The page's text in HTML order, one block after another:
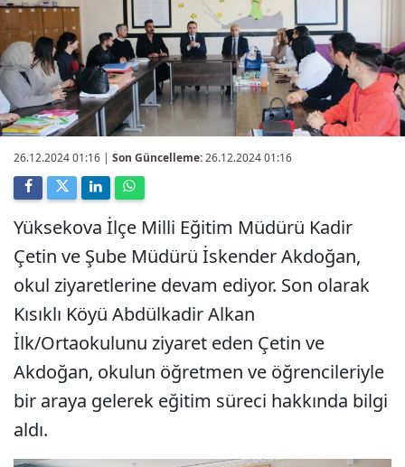
26.12.2024 01:16 | Son Güncelleme:26.12.2024 01:16
Yüksekova İlçe Milli Eğitim Müdürü Kadir
Çetin ve Şube Müdürü İskender Akdoğan,
okul ziyaretlerine devam ediyor. Son olarak
Kısıklı Köyü Abdülkadir Alkan
İlk/Ortaokulunu ziyaret eden Çetin ve
Akdoğan, okulun öğretmen ve öğrencileriyle
bir araya gelerek eğitim süreci hakkında bilgi
aldı.